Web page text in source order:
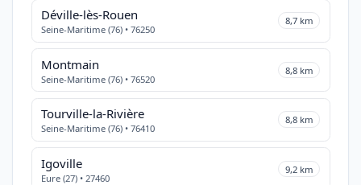
Déville-lès-Rouen
Seine-Maritime (76) • 76250
8,7 km
Montmain
Seine-Maritime (76) • 76520
8,8 km
Tourville-la-Rivière
Seine-Maritime (76) • 76410
8,8 km
Igoville
Eure (27) • 27460
9,2 km